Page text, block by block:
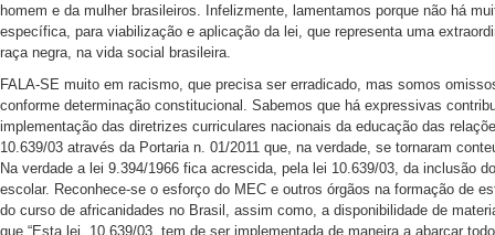
homem e da mulher brasileiros. Infelizmente, lamentamos porque não há
específica, para viabilização e aplicação da lei, que representa uma
raça negra, na vida social brasileira.
FALA-SE muito em racismo, que precisa ser erradicado, mas somos
conforme determinação constitucional. Sabemos que há expressivas
implementação das diretrizes curriculares nacionais da educação das
10.639/03 através da Portaria n. 01/2011 que, na verdade, se tornaram
Na verdade a lei 9.394/1966 fica acrescida, pela lei 10.639/03, da inclusão
escolar. Reconhece-se o esforço do MEC e outros órgãos na formação de
do curso de africanidades no Brasil, assim como, a disponibilidade de
que “Esta lei, 10.639/03, tem de ser implementada de maneira a abarcar